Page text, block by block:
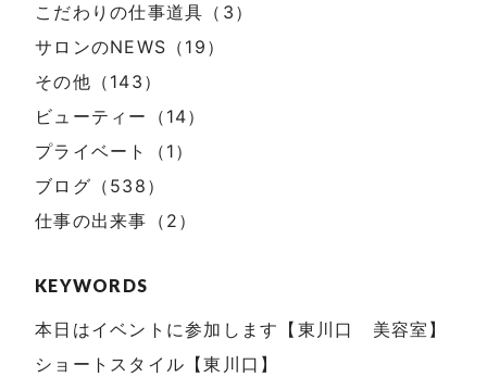
こだわりの仕事道具（3）
サロンのNEWS（19）
その他（143）
ビューティー（14）
プライベート（1）
ブログ（538）
仕事の出来事（2）
KEYWORDS
本日はイベントに参加します【東川口 美容室】
ショートスタイル【東川口】